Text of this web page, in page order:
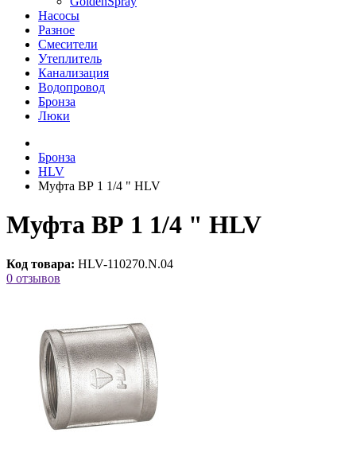
Насосы
Разное
Смесители
Утеплитель
Канализация
Водопровод
Бронза
Люки
Бронза
HLV
Муфта ВР 1 1/4 " HLV
Муфта ВР 1 1/4 " HLV
Код товара: HLV-110270.N.04
0 отзывов